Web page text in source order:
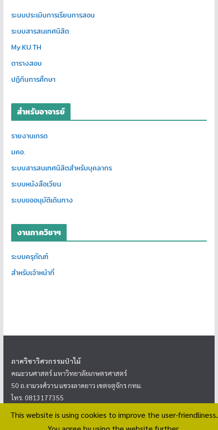
ระบบประเมินการเรียนการสอน
ระบบสารสนเทศนิสิต
My.KU.TH
ตารางสอบ
ปฏิทินการศึกษา
สำหรับอาจารย์
รายงานเกรด
มคอ.
ระบบสารสนเทศนิสิตสำหรับบุคลากร
ระบบหนังสือเวียน
ระบบขออนุมัติเดินทาง
งานภาควิชาฯ
ระบบครุภัณฑ์
สำหรับเจ้าหน้าที่
ภาควิชาวิศวกรรมป่าไม้
คณะวนศาสตร์ มหาวิทยาลัยเกษตรศาสตร์
50 ถ.งามวงศ์วาน แขวงลาดยาว เขตจตุจักร กทม.
โทร. 0813177355
<นโยบายความเป็นส่วนตัว>
This website is using cookies to improve the user-friendliness.